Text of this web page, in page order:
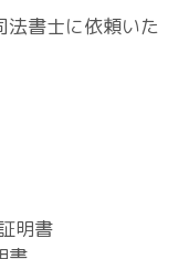
書士に依頼いた
明書